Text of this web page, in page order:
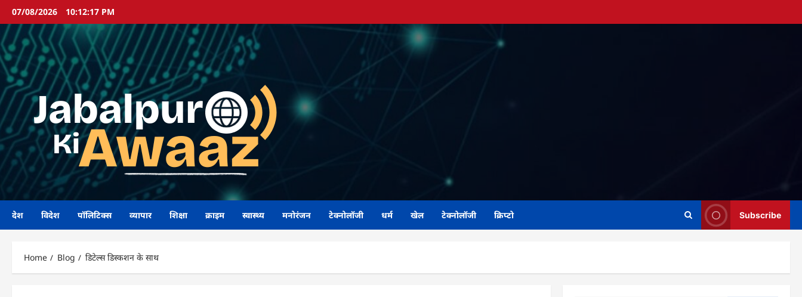
Skip
content
07/08/2026 10:12:18 PM
देश विदेश पॉलिटिक्स व्यापार शिक्षा क्राइम स्वास्थ्य मनोरंजन टेक्नोलॉजी धर्म खेल टेक्नोलॉजी क्रिप्टो Subscribe
Home Blog डिटेल्स डिस्कशन के साथ